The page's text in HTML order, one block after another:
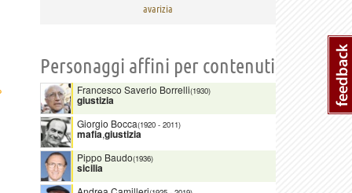
avarizia
Personaggi affini per contenuti
Francesco Saverio Borrelli(1930)
giustizia
Giorgio Bocca(1920 - 2011)
mafia,giustizia
Pippo Baudo(1936)
sicilia